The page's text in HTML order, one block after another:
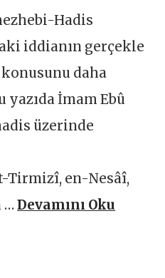
Hadis
iddianın gerçekle
konusunu daha
yazıda İmam Ebû
üzerinde
Tirmizî, en-Nesâî,
…Devamını Oku